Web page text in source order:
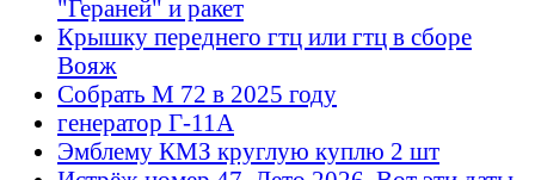
"Гераней" и ракет
Крышку переднего гтц или гтц в сборе
Вояж
Собрать М 72 в 2025 году
генератор Г-11А
Эмблему КМЗ круглую куплю 2 шт